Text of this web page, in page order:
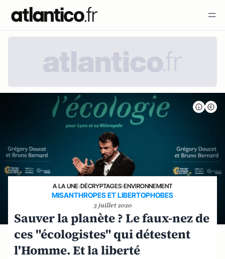
A LA UNE›DÉCRYPTAGES›ENVIRONNEMENT
MISANTHROPES ET LIBERTOPHOBES
3 juillet 2020
Sauver la planète ? Le faux-nez de
ces "écologistes" qui détestent
l'Homme. Et la liberté